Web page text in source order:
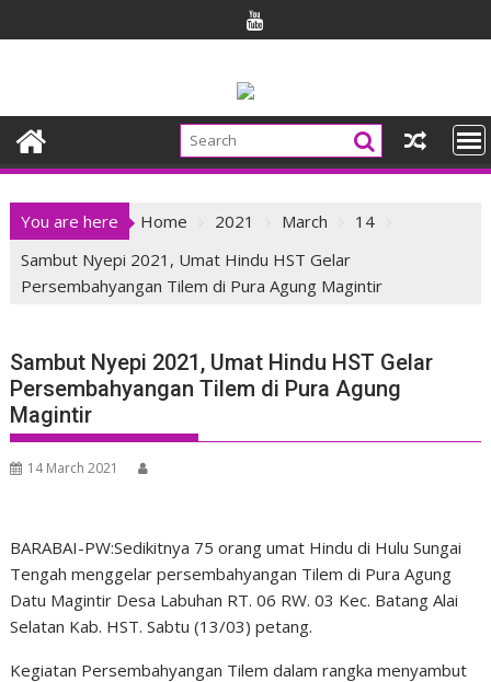
to
You are here Home 2021 March
14
Sambut Nyepi 2021, Umat Hindu HST Gelar
Persembahyangan Tilem di Pura Agung Magintir
Sambut Nyepi 2021, Umat Hindu HST Gelar
Persembahyangan Tilem di Pura Agung
Magintir
14 March 2021
BARABAI-PW:Sedikitnya 75 orang umat Hindu di Hulu Sungai
Tengah menggelar persembahyangan Tilem di Pura Agung
Datu Magintir Desa Labuhan RT. 06 RW. 03 Kec. Batang Alai
Selatan Kab. HST. Sabtu (13/03) petang.
Kegiatan Persembahyangan Tilem dalam rangka menyambut